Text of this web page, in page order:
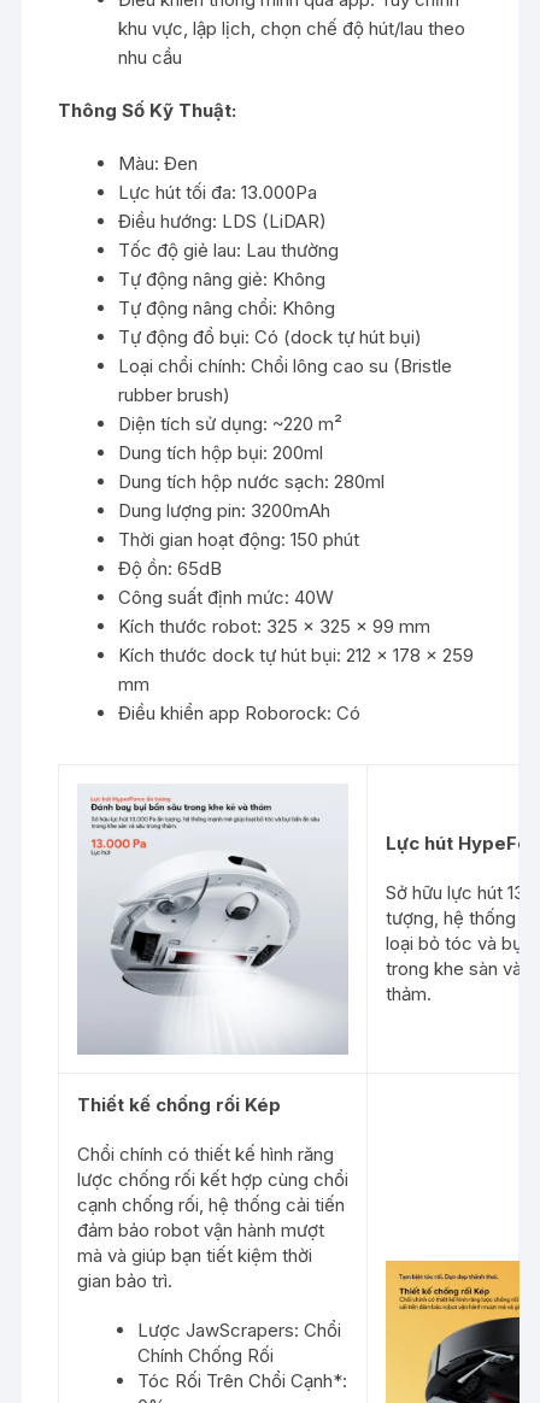
khu vực, lập lịch, chọn chế độ hút/lau theo
nhu cầu
Thông Số Kỹ Thuật:
Màu: Đen
Lực hút tối đa: 13.000Pa
Điều hướng: LDS (LiDAR)
Tốc độ giẻ lau: Lau thường
Tự động nâng giẻ: Không
Tự động nâng chổi: Không
Tự động đổ bụi: Có (dock tự hút bụi)
Loại chổi chính: Chổi lông cao su (Bristle
rubber brush)
Diện tích sử dụng: ~220 m²
Dung tích hộp bụi: 200ml
Dung tích hộp nước sạch: 280ml
Dung lượng pin: 3200mAh
Thời gian hoạt động: 150 phút
Độ ồn: 65dB
Công suất định mức: 40W
Kích thước robot: 325 × 325 × 99 mm
Kích thước dock tự hút bụi: 212 × 178 × 259
mm
Điều khiển app Roborock: Có
Lực hút
Sở hữu lực hút
tượng, hệ thống
loại bỏ tóc và bụi
trong khe sàn và
thảm.
Thiết kế chống rối Kép
Chổi chính có thiết kế hình răng
lược chống rối kết hợp cùng chổi
cạnh chống rối, hệ thống cải tiến
đảm bảo robot vận hành mượt
mà và giúp bạn tiết kiệm thời
gian bảo trì.
Lược JawScrapers: Chổi
Chính Chống Rối
Tóc Rối Trên Chổi Cạnh*: